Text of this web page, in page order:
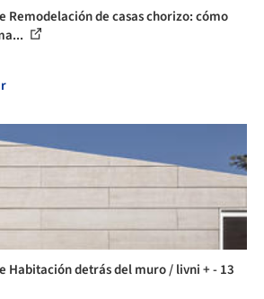
Remodelación de casas chorizo: cómo
Habitación detrás del muro / livni + - 13